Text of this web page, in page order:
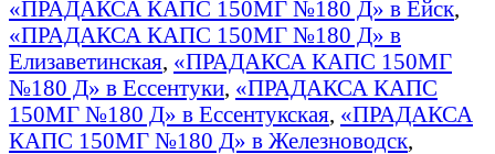
«ПРАДАКСА КАПС 150МГ №180 Д» в Ейск,
«ПРАДАКСА КАПС 150МГ №180 Д» в
Елизаветинская, «ПРАДАКСА КАПС 150МГ
№180 Д» в Ессентуки, «ПРАДАКСА КАПС
150МГ №180 Д» в Ессентукская, «ПРАДАКСА
КАПС 150МГ №180 Д» в Железноводск,